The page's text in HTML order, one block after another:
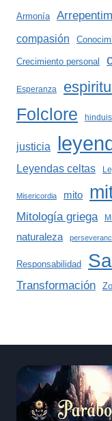
Armonía
compasión
Crecimiento personal
Esperanza
Folclore
justicia
Leyendas celtas
Misericordia mito
Mitología griega
naturaleza
Responsabilidad
Transformación